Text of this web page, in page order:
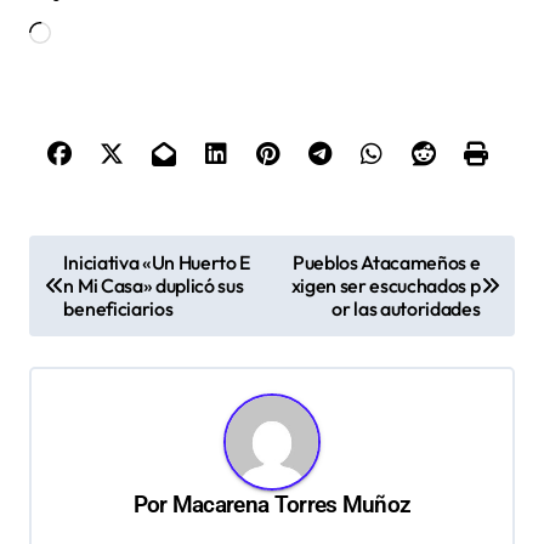
Cargando...
v
e
Iniciativa «Un Huerto E
n Mi Casa» duplicó sus
beneficiarios
Pueblos Atacameños e
xigen ser escuchados p
or las autoridades
Por Macarena Torres Muñoz